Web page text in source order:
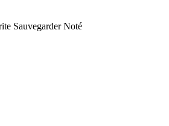
Sauvegarder Noté